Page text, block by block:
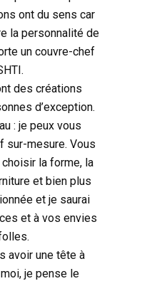
ont du sens car
la personnalité de
un couvre-chef
des créations
d’exception.
: je peux vous
sur-mesure. Vous
la forme, la
et bien plus
et je saurai
et à vos envies
avoir une tête à
je pense le